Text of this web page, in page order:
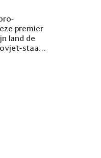
premier
land de
staat